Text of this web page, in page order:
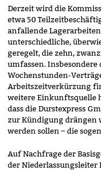
Derzeit wird die
etwa 50
anfallende
unterschiedliche,
geregelt, die zehn,
umfassen.
Wochenstunden-
Arbeitszeitverkürzung
weitere Einkunftsquelle
dass die Durstexpress
zur Kündigung drängen
werden sollen – die
Auf Nachfrage der
der Niederlassungsleiter